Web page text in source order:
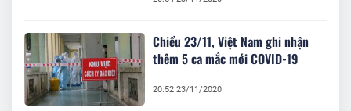
Chiều 23/11, Việt Nam ghi nhận
thêm 5 ca mắc mới COVID-19
20:52 23/11/2020